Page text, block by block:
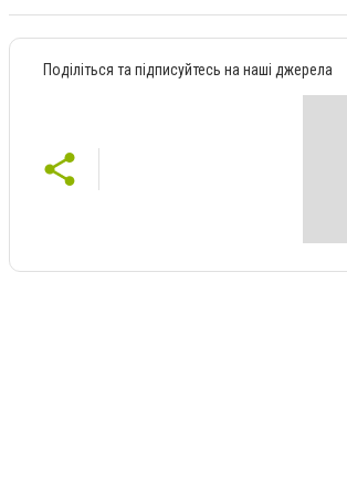
Поділіться та підписуйтесь на наші джерела